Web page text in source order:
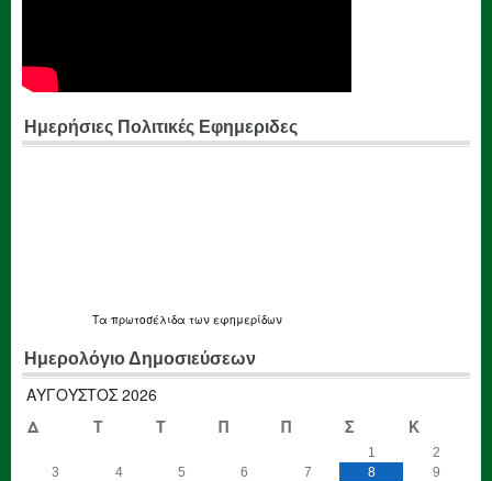
Ημερήσιες Πολιτικές Εφημεριδες
Τα πρωτοσέλιδα των εφημερίδων
Ημερολόγιο Δημοσιεύσεων
ΑΎΓΟΥΣΤΟΣ 2026
Δ
Τ Τ Π Π Σ Κ
1
2
3
4 5 6 7 8
9